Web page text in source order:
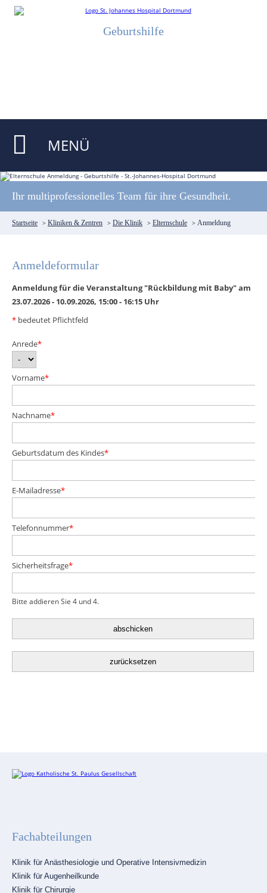
Geburtshilfe
MENÜ
Ihr multiprofessionelles Team für ihre Gesundheit.
Startseite > Kliniken & Zentren > Die Klinik > Elternschule > Anmeldung
Anmeldeformular
Anmeldung für die Veranstaltung "Rückbildung mit Baby" am
23.07.2026 - 10.09.2026, 15:00 - 16:15 Uhr
* bedeutet Pflichtfeld
Pflichtfeld
Anrede*
Pflichtfeld
Vorname*
Pflichtfeld
Nachname*
Pflichtfeld
Geburtsdatum des Kindes*
Pflichtfeld
E-Mailadresse*
Pflichtfeld
Telefonnummer*
Pflichtfeld
Sicherheitsfrage*
Bitte addieren Sie 4 und 4.
Fachabteilungen
Navigation
überspringen
Klinik für Anästhesiologie und Operative Intensivmedizin
Klinik für Augenheilkunde
Klinik für Chirurgie